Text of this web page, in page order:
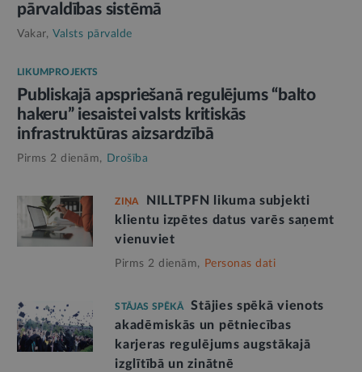
pārvaldības sistēmā
Vakar, Valsts pārvalde
LIKUMPROJEKTS
Publiskajā apspriešanā regulējums “balto
hakeru” iesaistei valsts kritiskās
infrastruktūras aizsardzībā
Pirms 2 dienām, Drošība
ZIŅA
NILLTPFN likuma subjekti
klientu izpētes datus varēs saņemt
vienuviet
Pirms 2 dienām, Personas dati
STĀJAS SPĒKĀ
Stājies spēkā vienots
akadēmiskās un pētniecības
karjeras regulējums augstākajā
izglītībā un zinātnē